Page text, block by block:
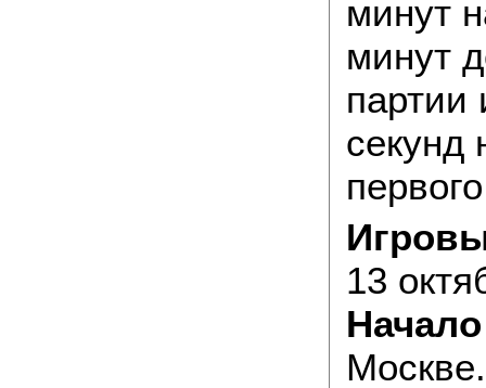
минут
минут
партии
секунд
13
Москве.